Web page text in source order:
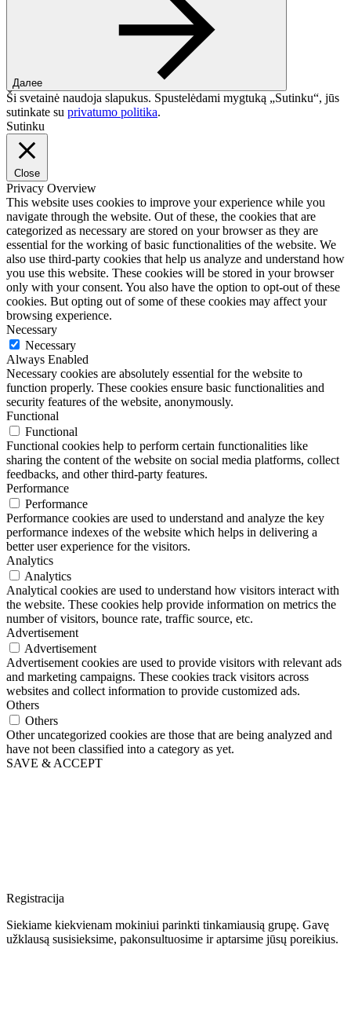
Далее
Ši svetainė naudoja slapukus. Spustelėdami mygtuką „Sutinku“, jūs
sutinkate su privatumo politika.
Sutinku
Close
Privacy Overview
This website uses cookies to improve your experience while you
navigate through the website. Out of these, the cookies that are
categorized as necessary are stored on your browser as they are
essential for the working of basic functionalities of the website. We
also use third-party cookies that help us analyze and understand how
you use this website. These cookies will be stored in your browser
only with your consent. You also have the option to opt-out of these
cookies. But opting out of some of these cookies may affect your
browsing experience.
Necessary
Necessary
Always Enabled
Necessary cookies are absolutely essential for the website to
function properly. These cookies ensure basic functionalities and
security features of the website, anonymously.
Functional
Functional
Functional cookies help to perform certain functionalities like
sharing the content of the website on social media platforms, collect
feedbacks, and other third-party features.
Performance
Performance
Performance cookies are used to understand and analyze the key
performance indexes of the website which helps in delivering a
better user experience for the visitors.
Analytics
Analytics
Analytical cookies are used to understand how visitors interact with
the website. These cookies help provide information on metrics the
number of visitors, bounce rate, traffic source, etc.
Advertisement
Advertisement
Advertisement cookies are used to provide visitors with relevant ads
and marketing campaigns. These cookies track visitors across
websites and collect information to provide customized ads.
Others
Others
Other uncategorized cookies are those that are being analyzed and
have not been classified into a category as yet.
SAVE & ACCEPT
Registracija
Siekiame kiekvienam mokiniui parinkti tinkamiausią grupę. Gavę
užklausą susisieksime, pakonsultuosime ir aptarsime jūsų poreikius.